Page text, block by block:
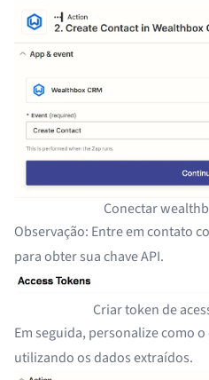
Conectar
Observação: Entre em contato
para obter sua chave API.
Criar token de
Em seguida, personalize como
utilizando os dados extraídos.